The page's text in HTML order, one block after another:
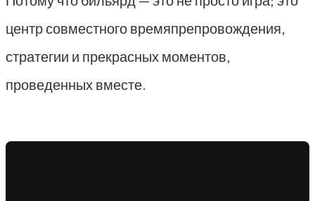
центр совместного времяпрепровождения,
стратегии и прекрасных моментов,
проведенных вместе.